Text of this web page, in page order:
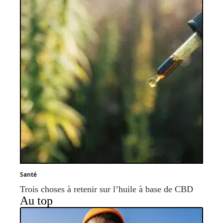
Santé
Trois choses à retenir sur l’huile à base de CBD
Au top